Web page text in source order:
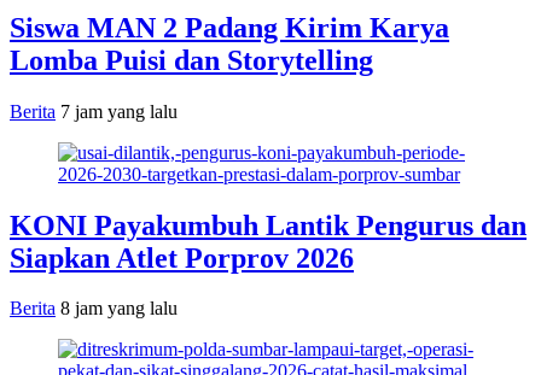
Siswa MAN 2 Padang Kirim Karya
Lomba Puisi dan Storytelling
Berita 7 jam yang lalu
KONI Payakumbuh Lantik Pengurus dan
Siapkan Atlet Porprov 2026
Berita 8 jam yang lalu